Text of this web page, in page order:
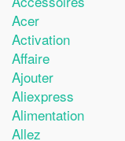
Acer
Activation
Affaire
Ajouter
Aliexpress
Alimentation
Allez